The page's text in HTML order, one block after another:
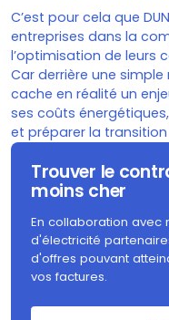
C’est pour cela que
entreprises dans la
l’optimisation de leurs
Car derrière une simple
cache en réalité un
ses coûts
et préparer la
Trouver le
moins cher
En collaboration avec
d'électricité
d'offres pouvant
vos factures.